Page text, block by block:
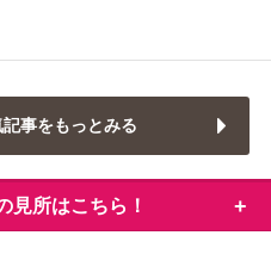
事をもっとみる
見所はこちら！